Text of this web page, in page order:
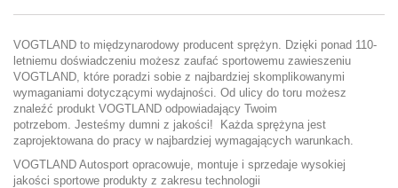
VOGTLAND to międzynarodowy producent sprężyn.
Dzięki ponad 110-
letniemu doświadczeniu możesz zaufać sportowemu zawieszeniu
VOGTLAND, które poradzi sobie z najbardziej skomplikowanymi
wymaganiami dotyczącymi wydajności. Od ulicy do toru możesz
znaleźć produkt VOGTLAND odpowiadający Twoim
potrzebom. Jesteśmy dumni z jakości!
Każda sprężyna jest
zaprojektowana do pracy w najbardziej wymagających warunkach.
VOGTLAND Autosport opracowuje, montuje i sprzedaje wysokiej
jakości sportowe produkty z zakresu technologii